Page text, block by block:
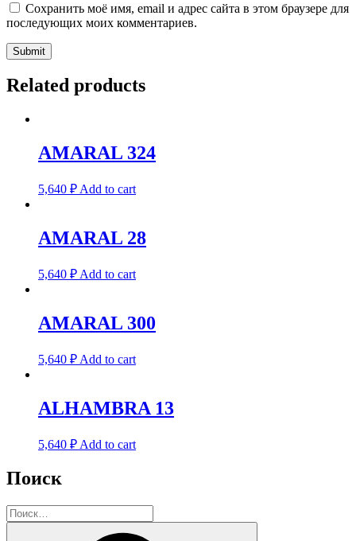
Сохранить моё имя, email и адрес сайта в этом браузере для
последующих моих комментариев.
Related products
AMARAL 324
5,640 ₽ Add to cart
AMARAL 28
5,640 ₽ Add to cart
AMARAL 300
5,640 ₽ Add to cart
ALHAMBRA 13
5,640 ₽ Add to cart
Поиск
Искать: